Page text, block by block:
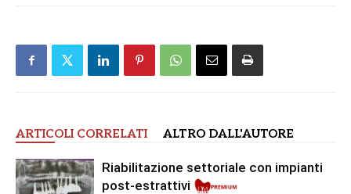
ARTICOLI CORRELATI ALTRO DALL'AUTORE
Riabilitazione settoriale con impianti
post-estrattivi